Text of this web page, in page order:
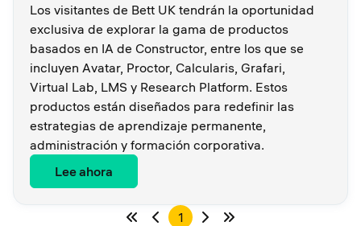
Los visitantes de Bett UK tendrán la oportunidad
exclusiva de explorar la gama de productos
basados en IA de Constructor, entre los que se
incluyen Avatar, Proctor, Calcularis, Grafari,
Virtual Lab, LMS y Research Platform. Estos
productos están diseñados para redefinir las
estrategias de aprendizaje permanente,
administración y formación corporativa.
Lee ahora
1